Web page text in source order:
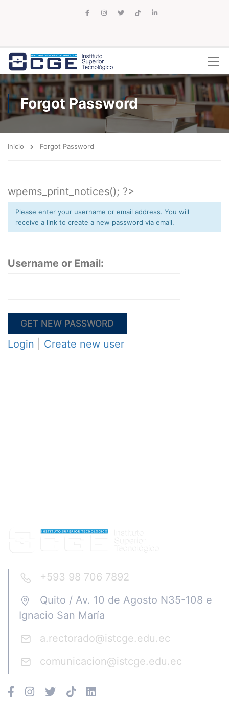
Forgot Password
Inicio Forgot Password
wpems_print_notices(); ?>
Please enter your username or email address. You will
receive a link to create a new password via email.
Username or Email:
Login Create new user
+593 98 706 7892
Quito / Av. 10 de Agosto N35-108 e
Ignacio San María
a.rectorado@istcge.edu.ec
comunicacion@istcge.edu.ec